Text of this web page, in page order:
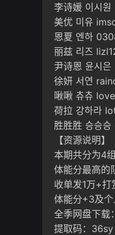
李诗媛 이시
美优 미유
恩夏 엔하
丽兹 리즈
尹诗恩 윤시
徐妍 서연
啾啾 츄츄
荷拉 강하라
胜胜胜 승승
【资源说明】
本期共分为4
体能分最高的
收单发1万+打
体能分+3及
全季网盘下载：
提取码：36sy